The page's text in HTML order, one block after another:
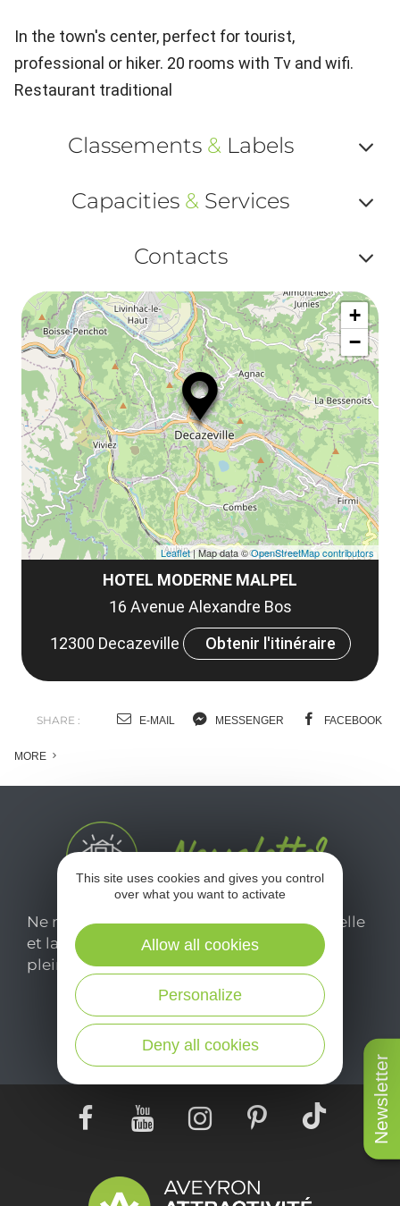
Newsletter
In the town's center, perfect for tourist,
professional or hiker. 20 rooms with Tv and wifi.
Restaurant traditional
Classements &Labels
ou
Capacities & Services
ou
Contacts
ou
HOTEL MODERNE MALPEL
16 Avenue Alexandre Bos
12300 Decazeville
Obtenir l'itinéraire
+
−
Leaflet| Map data ©OpenStreetMap contributors
SHARE : E-MAIL MESSENGER FACEBOOK
MORE
Ne manquez pas notre newsletter mensuelle
et laissez-vous inspirer pour profiter
pleinement de votre séjour en Aveyron.
Je m'abonne ici
This site uses cookies and gives you control
over what you want to activate
Deny all cookies
Personalize
Allow all cookies